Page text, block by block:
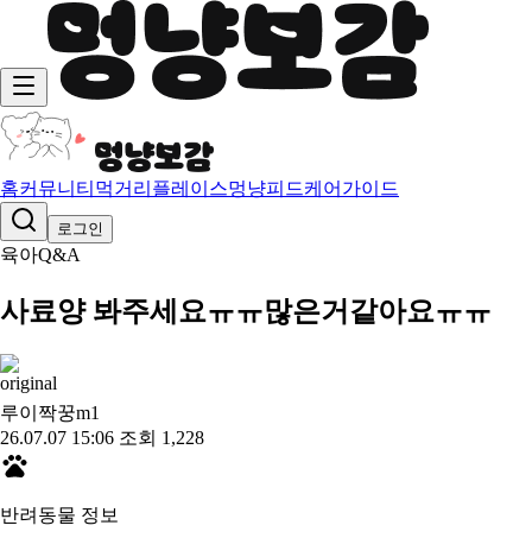
홈커뮤니티 먹거리 플레이스멍냥피드케어가이드
로그인
육아Q&A
사료양 봐주세요ㅠㅠ많은거같아요ㅠㅠ
루이짝꿍m1
26.07.07 15:06 조회 1,228
반려동물 정보